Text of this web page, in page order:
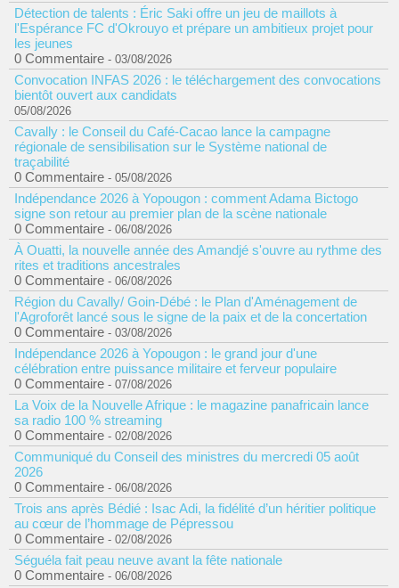
Détection de talents : Éric Saki offre un jeu de maillots à
l'Espérance FC d'Okrouyo et prépare un ambitieux projet pour
les jeunes
0 Commentaire - 03/08/2026
Convocation INFAS 2026 : le téléchargement des convocations
bientôt ouvert aux candidats
05/08/2026
Cavally : le Conseil du Café-Cacao lance la campagne
régionale de sensibilisation sur le Système national de
traçabilité
0 Commentaire - 05/08/2026
Indépendance 2026 à Yopougon : comment Adama Bictogo
signe son retour au premier plan de la scène nationale
0 Commentaire - 06/08/2026
À Ouatti, la nouvelle année des Amandjé s'ouvre au rythme des
rites et traditions ancestrales
0 Commentaire - 06/08/2026
Région du Cavally/ Goin-Débé : le Plan d'Aménagement de
l'Agroforêt lancé sous le signe de la paix et de la concertation
0 Commentaire - 03/08/2026
Indépendance 2026 à Yopougon : le grand jour d'une
célébration entre puissance militaire et ferveur populaire
0 Commentaire - 07/08/2026
La Voix de la Nouvelle Afrique : le magazine panafricain lance
sa radio 100 % streaming
0 Commentaire - 02/08/2026
Communiqué du Conseil des ministres du mercredi 05 août
2026
0 Commentaire - 06/08/2026
Trois ans après Bédié : Isac Adi, la fidélité d’un héritier politique
au cœur de l’hommage de Pépressou
0 Commentaire - 02/08/2026
Séguéla fait peau neuve avant la fête nationale
0 Commentaire - 06/08/2026